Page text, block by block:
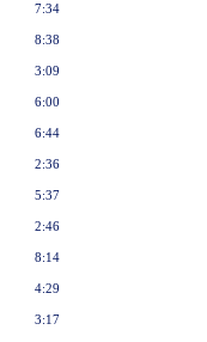
7:34
8:38
3:09
6:00
6:44
2:36
5:37
2:46
8:14
4:29
3:17